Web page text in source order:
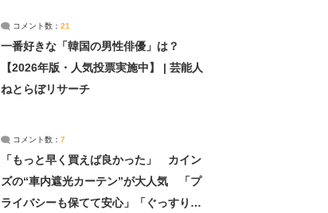
コメント数： 21
一番好きな「韓国の男性俳優」は？
【2026年版・人気投票実施中】 | 芸能人
ねとらぼリサーチ
コメント数： 7
「もっと早く買えば良かった」 カイン
ズの“車内遮光カーテン”が大人気 「プ
ライバシーも保てて安心」「ぐっすり眠